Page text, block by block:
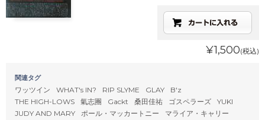
¥1,500(税込)
関連タグ
ワッツイン WHAT's IN? RIP SLYME GLAY
B'z
THE HIGH-LOWS
氣志團 Gackt 桑田佳祐 ゴスペラーズ
YUKI
JUDY AND MARY
ポール・マッカートニー
マライア・キャリー